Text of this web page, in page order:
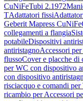
CuNiFeTubi 2.1972
TAdattatori fissi
Geberit Mapress CuNiFe
collegamenti a flangia
potabileDispositivi
antiristagnoAccessori
flussoCover e placche di
per WC con dispositivo
con dispositivo
risciacquo e comandi
ricambio per Accessori